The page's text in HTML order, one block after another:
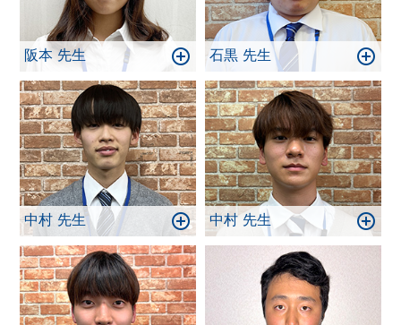
阪本 先生 石黒 先生
中村 先生 中村 先生